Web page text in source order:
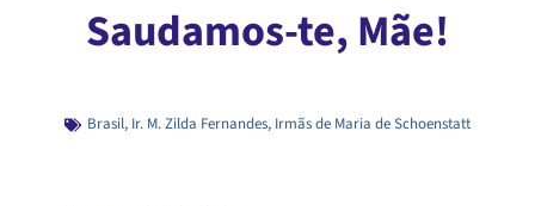
Saudamos-te, Mãe!
Brasil, Ir. M. Zilda Fernandes, Irmãs de Maria de Schoenstatt